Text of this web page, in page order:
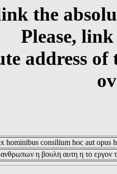
the
Please,
address
hominibus consilium hoc aut opus
η βουλη αυτη η το εργον